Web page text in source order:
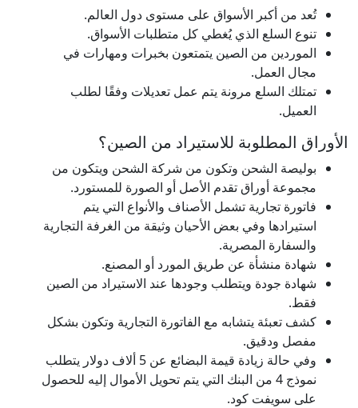
تُعد من أكبر الأسواق على مستوى دول العالم.
تنوع السلع الذي يُغطي كل متطلبات الأسواق.
الموردين من الصين يتمتعون بخبرات ومهارات في
مجال العمل.
تمتلك السلع مرونة يتم عمل تعديلات وفقًا لطلب
العميل.
الأوراق المطلوبة للاستيراد من الصين؟
بوليصة الشحن وتكون من شركة الشحن ويتكون من
مجموعة أوراق تقدم الأصل أو الصورة للمستورد.
فاتورة تجارية تشمل الأصناف والأنواع التي يتم
استيرادها وفي بعض الأحيان وثيقة من الغرفة التجارية
والسفارة المصرية.
شهادة منشأة عن طريق المورد أو المصنع.
شهادة جودة ويتطلب وجودها عند الاستيراد من الصين
فقط.
كشف تعبئة يتشابه مع الفاتورة التجارية وتكون بشكل
مفصل ودقيق.
وفي حالة زيادة قيمة البضائع عن 5 ألاف دولار يتطلب
نموذج 4 من البنك التي يتم تحويل الأموال إليه للحصول
على سويفت كود.